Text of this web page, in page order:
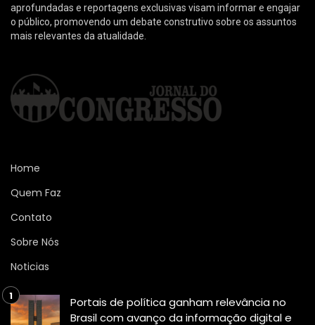
aprofundadas e reportagens exclusivas visam informar e engajar
o público, promovendo um debate construtivo sobre os assuntos
mais relevantes da atualidade.
Home
Quem Faz
Contato
Sobre Nós
Noticias
Portais de política ganham relevância no
Brasil com avanço da informação digital e